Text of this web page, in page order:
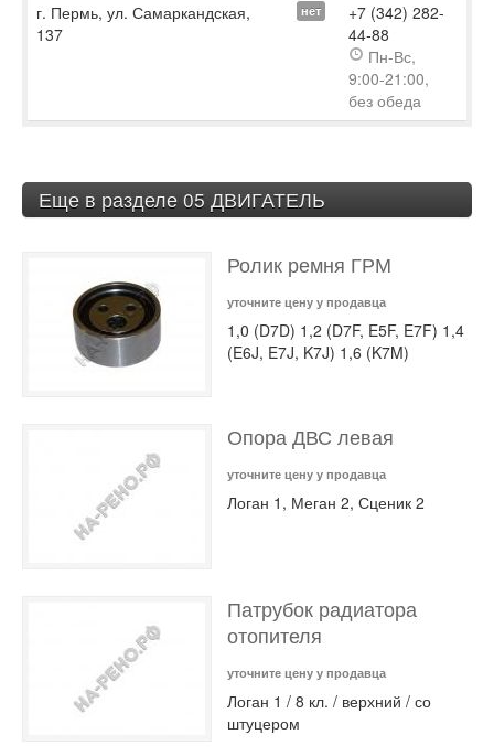
г. Пермь, ул. Самаркандская,
137
нет
+7 (342) 282-
44-88
Пн-Вс,
9:00-21:00,
без обеда
Еще в разделе 05 ДВИГАТЕЛЬ
Ролик ремня ГРМ
уточните цену у продавца
1,0 (D7D) 1,2 (D7F, E5F, E7F) 1,4
(E6J, E7J, K7J) 1,6 (K7M)
Опора ДВС левая
уточните цену у продавца
Логан 1, Меган 2, Сценик 2
Патрубок радиатора
отопителя
уточните цену у продавца
Логан 1 / 8 кл. / верхний / со
штуцером